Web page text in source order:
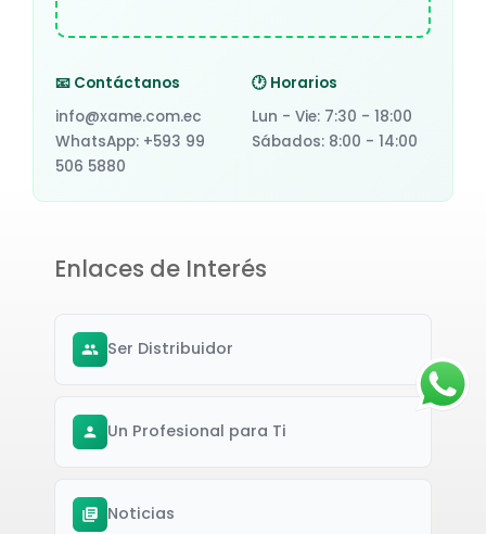
📧 Contáctanos
info@xame.com.ec
WhatsApp: +593 99
506 5880
🕐 Horarios
Lun - Vie: 7:30 - 18:00
Sábados: 8:00 - 14:00
Enlaces de Interés
Ser Distribuidor
Un Profesional para Ti
Noticias